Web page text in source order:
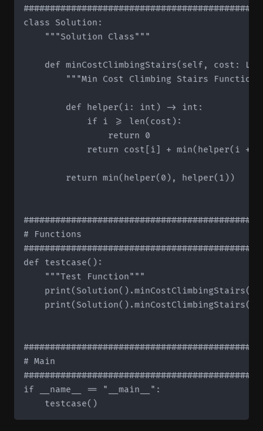
class Solution:
    """Solution Class"""
def minCostClimbingStairs(self, cost:
"""Min Cost Climbing Stairs
        def helper(i: int) -> int:
            if i >= len(cost):
                return 0
return cost[i] + min(helper(i +
        return min(helper(0), helper(1))
# Functions
def testcase():
    """Test Function"""
# Main
if __name__ == "__main__":